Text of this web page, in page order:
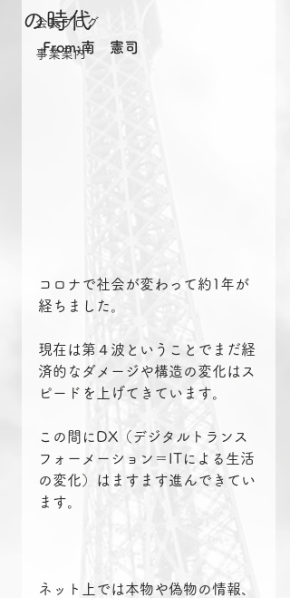
会長ブログ
事業案内
の時代
From:南　憲司
コロナで社会が変わって約1年が
経ちました。
現在は第４波ということでまだ経
済的なダメージや構造の変化はス
ピードを上げてきています。
この間にDX（デジタルトランス
フォーメーション＝ITによる生活
の変化）はますます進んできてい
ます。
ネット上では本物や偽物の情報、